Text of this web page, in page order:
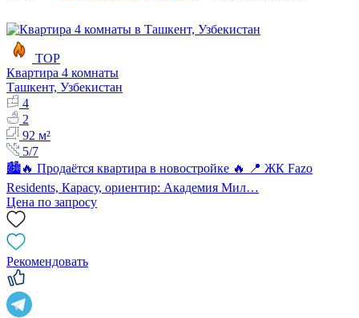
TOP
Квартира 4 комнаты
Ташкент, Узбекистан
4
2
92 м²
5/7
🏙🔥 Продаётся квартира в новостройке 🔥 📍 ЖК Fazo
Residents, Карасу, ориентир: Академия Мил…
Цена по запросу
Рекомендовать